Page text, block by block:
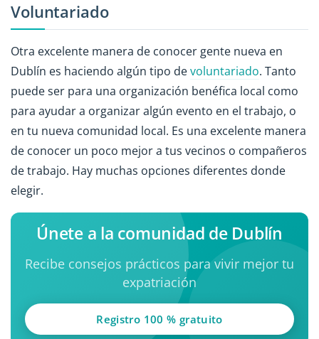
Voluntariado
Otra excelente manera de conocer gente nueva en
Dublín es haciendo algún tipo devoluntariado. Tanto
puede ser para una organización benéfica local como
para ayudar a organizar algún evento en el trabajo, o
en tu nueva comunidad local. Es una excelente manera
de conocer un poco mejor a tus vecinos o compañeros
de trabajo. Hay muchas opciones diferentes donde
elegir.
Únete a la comunidad de Dublín
Recibe consejos prácticos para vivir mejor tu
expatriación
Registro 100 % gratuito